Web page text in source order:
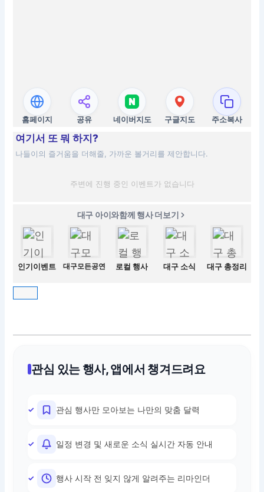
홈페이지 공유 네이버지도 구글지도 주소복사
여기서 또 뭐 하지?
나들이의 즐거움을 더해줄, 가까운 볼거리를 제안합니다.
주변에 진행 중인 이벤트가 없습니다
대구 아이와함께 행사 더보기
인기이벤트 대구모든공연 로컬 행사 대구 소식 대구 총정리
관심 있는 행사, 앱에서 챙겨드려요
관심 행사만 모아보는 나만의 맞춤 달력
일정 변경 및 새로운 소식 실시간 자동 안내
행사 시작 전 잊지 않게 알려주는 리마인더